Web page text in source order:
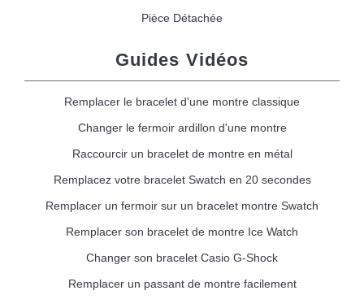
Pièce Détachée
Guides Vidéos
Remplacer le bracelet d'une montre classique
Changer le fermoir ardillon d'une montre
Raccourcir un bracelet de montre en métal
Remplacez votre bracelet Swatch en 20 secondes
Remplacer un fermoir sur un bracelet montre Swatch
Remplacer son bracelet de montre Ice Watch
Changer son bracelet Casio G-Shock
Remplacer un passant de montre facilement